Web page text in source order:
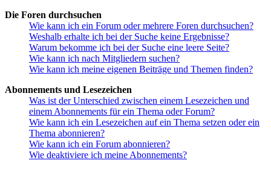
Die Foren durchsuchen
Wie kann ich ein Forum oder mehrere Foren durchsuchen?
Weshalb erhalte ich bei der Suche keine Ergebnisse?
Warum bekomme ich bei der Suche eine leere Seite?
Wie kann ich nach Mitgliedern suchen?
Wie kann ich meine eigenen Beiträge und Themen finden?
Abonnements und Lesezeichen
Was ist der Unterschied zwischen einem Lesezeichen und
einem Abonnements für ein Thema oder Forum?
Wie kann ich ein Lesezeichen auf ein Thema setzen oder ein
Thema abonnieren?
Wie kann ich ein Forum abonnieren?
Wie deaktiviere ich meine Abonnements?